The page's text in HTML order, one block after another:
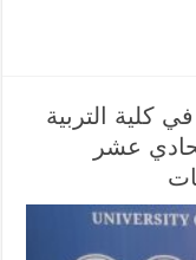
كلية التربية
عشر